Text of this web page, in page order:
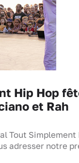
Hip Hop
et Rah
Tout Simplement
adresser notre